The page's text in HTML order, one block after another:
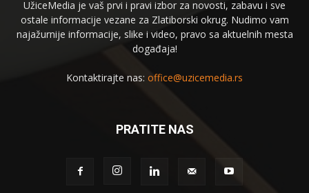
UžiceMedia je vaš prvi i pravi izbor za novosti, zabavu i sve
ostale informacije vezane za Zlatiborski okrug. Nudimo vam
najažurnije informacije, slike i video, pravo sa aktuelnih mesta
događaja!
Kontaktirajte nas: office@uzicemedia.rs
PRATITE NAS